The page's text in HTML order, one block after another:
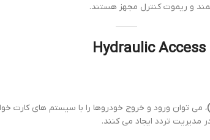
و ریموت کنترل مجهز هستند.
، می توان ورود و خروج خودروها را با سیستم های کارت
تردد ایجاد می کنند.